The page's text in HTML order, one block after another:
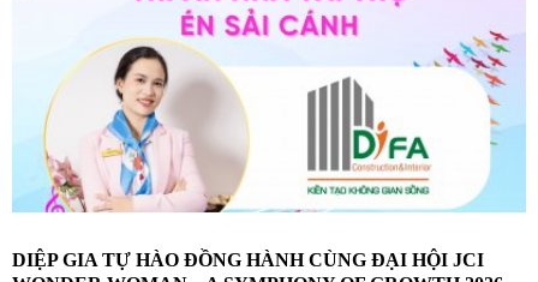
DIỆP GIA TỰ HÀO ĐỒNG HÀNH CÙNG ĐẠI HỘI JCI